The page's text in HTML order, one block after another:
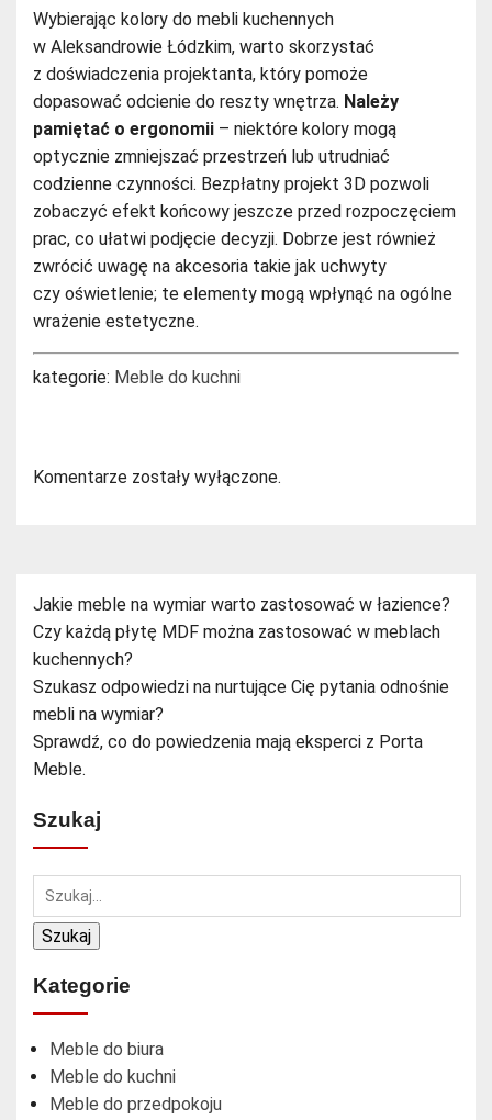
Wybierając kolory do mebli kuchennych
w Aleksandrowie Łódzkim, warto skorzystać
z doświadczenia projektanta, który pomoże
dopasować odcienie do reszty wnętrza. Należy
pamiętać o ergonomii – niektóre kolory mogą
optycznie zmniejszać przestrzeń lub utrudniać
codzienne czynności. Bezpłatny projekt 3D pozwoli
zobaczyć efekt końcowy jeszcze przed rozpoczęciem
prac, co ułatwi podjęcie decyzji. Dobrze jest również
zwrócić uwagę na akcesoria takie jak uchwyty
czy oświetlenie; te elementy mogą wpłynąć na ogólne
wrażenie estetyczne.
kategorie: Meble do kuchni
Komentarze zostały wyłączone.
Jakie meble na wymiar warto zastosować w łazience?
Czy każdą płytę MDF można zastosować w meblach
kuchennych?
Szukasz odpowiedzi na nurtujące Cię pytania odnośnie
mebli na wymiar?
Sprawdź, co do powiedzenia mają eksperci z Porta
Meble.
Szukaj
Szukaj
Kategorie
Meble do biura
Meble do kuchni
Meble do przedpokoju